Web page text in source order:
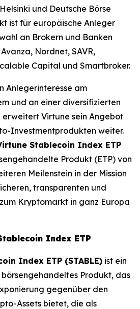
und Deutsche Börse
ist für europäische Anleger
an Brokern und Banken
Nordnet, SAVR,
Capital und Smartbroker.
Anlegerinteresse am
und an einer diversifizierten
Virtune sein Angebot
Investmentprodukten weiter.
Stablecoin Index ETP
Produkt (ETP) von
Meilenstein in der Mission
transparenten und
Kryptomarkt in ganz Europa
Index ETP
Index ETP (STABLE) ist ein
börsengehandeltes Produkt, das
gegenüber den
Assets bietet, die als